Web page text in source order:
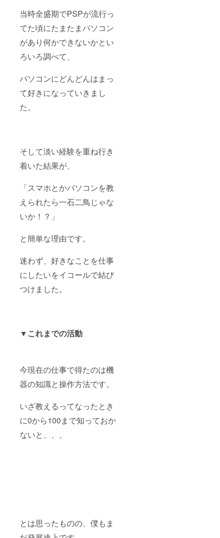
当時全盛期でPSPが流行っ
てた頃にたまたまパソコン
があり何かできないかとい
ろいろ調べて、
パソコンにどんどんはまっ
て好きになっていきまし
た。
そして淡い経験を重ね行き
着いた結果が、
「スマホとかパソコンを教
えられたら一石二鳥じゃな
いか！？」
と簡単な理由です。
迷わず、好きなことを仕事
にしたいをイコールで結び
つけました。
▼これまでの活動
今現在の仕事で得たのは機
器の知識と操作方法です。
いざ教えるってなったとき
に0から100まで知っておか
ないと、、、
とは思ったものの、僕もま